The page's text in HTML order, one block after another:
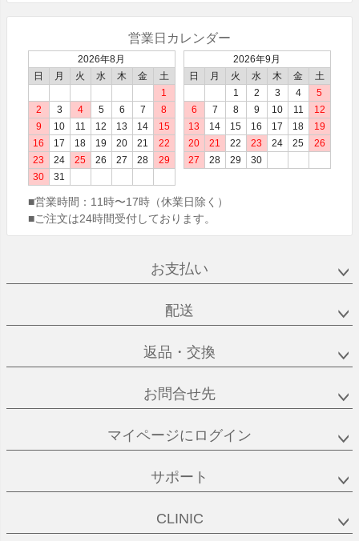
営業日カレンダー
2026年8月
日
月 火 水 木 金
土
1
2
3 4 5 6 7
8
9
10 11 12 13 14
15
16
17 18 19 20 21
22
23
24 25 26 27 28
29
30
31
2026年9月
日
月 火 水 木 金
土
1
2 3 4
5
6
7 8 9 10 11
12
13
14 15 16 17 18
19
20
21 22 23 24 25
26
27
28 29 30
■営業時間： 11時〜17時（休業日除く）
■ご注文は24時間受付しております。
お支払い
配送
返品・交換
お問合せ先
マイページにログイン
サポート
CLINIC